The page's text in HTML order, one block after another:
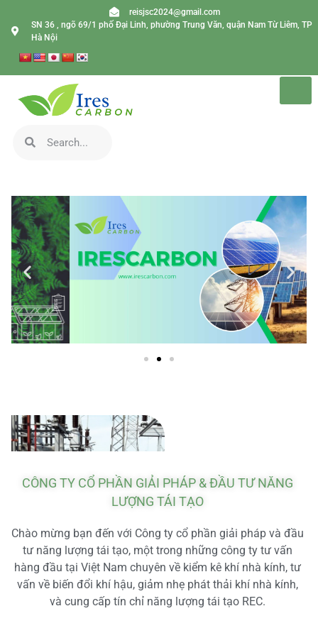
reisjsc2024@gmail.com
SN 36 , ngõ 69/1 phố Đại Linh, phường Trung Văn, quận Nam Từ Liêm, TP
Hà Nội
CÔNG TY CỔ PHẦN GIẢI PHÁP & ĐẦU TƯ NĂNG
LƯỢNG TÁI TẠO
Chào mừng bạn đến với Công ty cổ phần giải pháp và đầu
tư năng lượng tái tạo, một trong những công ty tư vấn
hàng đầu tại Việt Nam chuyên về kiểm kê khí nhà kính, tư
vấn về biến đổi khí hậu, giảm nhẹ phát thải khí nhà kính,
và cung cấp tín chỉ năng lượng tái tạo REC.